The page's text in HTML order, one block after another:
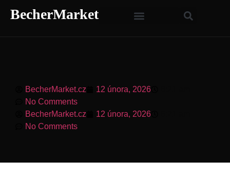
BecherMarket
BecherMarket.cz 12 února, 2026
No Comments
BecherMarket.cz
12 února, 2026
No Comments